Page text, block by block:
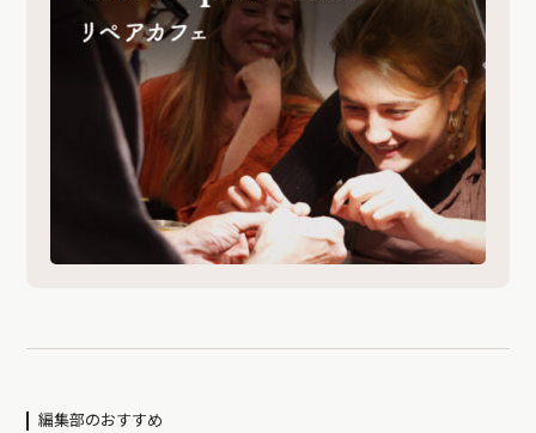
編集部のおすすめ